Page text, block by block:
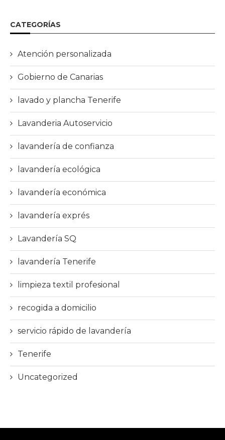
CATEGORÍAS
Atención personalizada
Gobierno de Canarias
lavado y plancha Tenerife
Lavanderia Autoservicio
lavandería de confianza
lavandería ecológica
lavandería económica
lavandería exprés
Lavandería SQ
lavandería Tenerife
limpieza textil profesional
recogida a domicilio
servicio rápido de lavandería
Tenerife
Uncategorized